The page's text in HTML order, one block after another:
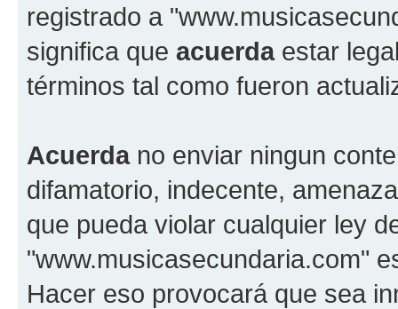
registrado a
significa que acuerdaestar
términos tal como fueron
Acuerdano enviar ningun
difamatorio, indecente,
que pueda violar cualquier ley
"www.musicasecundaria.com"
Hacer eso provocará que sea